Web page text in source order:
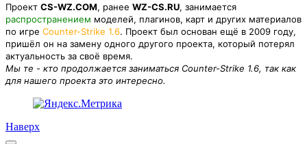
Проект CS-WZ.COM, ранее WZ-CS.RU, занимается
распространением моделей, плагинов, карт и других материалов
по игре Counter-Strike 1.6. Проект был основан ещё в 2009 году,
пришёл он на замену одного другого проекта, который потерял
актуальность за своё время.
Мы те - кто продолжается заниматься Counter-Strike 1.6, так как
для нашего проекта это интересно.
Наверх